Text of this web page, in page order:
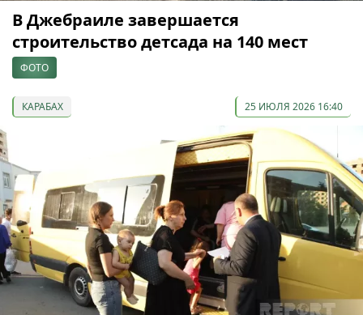
В Джебраиле завершается
строительство детсада на 140 мест
ФОТО
КАРАБАХ 25 ИЮЛЯ 2026 16:40